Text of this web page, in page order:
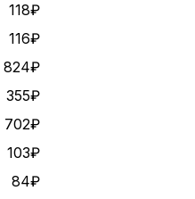
118₽
116₽
824₽
355₽
702₽
103₽
84₽